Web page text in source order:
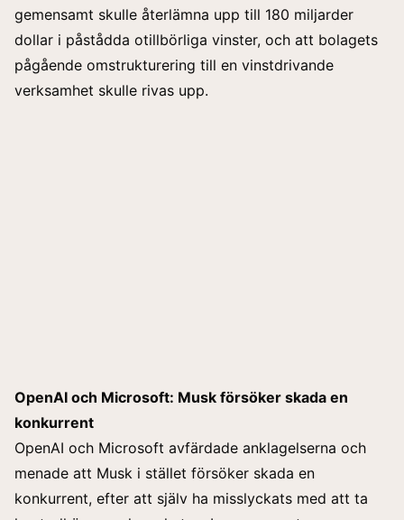
gemensamt skulle återlämna upp till 180 miljarder
dollar i påstådda otillbörliga vinster, och att bolagets
pågående omstrukturering till en vinstdrivande
verksamhet skulle rivas upp.
OpenAI och Microsoft: Musk försöker skada en
konkurrent
OpenAI och Microsoft avfärdade anklagelserna och
menade att Musk i stället försöker skada en
konkurrent, efter att själv ha misslyckats med att ta